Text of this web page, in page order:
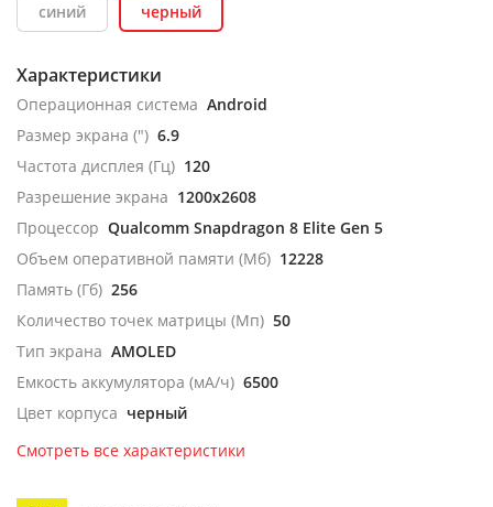
синий черный
Характеристики
Операционная система Android
Размер экрана (") 6.9
Частота дисплея (Гц) 120
Разрешение экрана 1200x2608
Процессор Qualcomm Snapdragon 8 Elite Gen 5
Объем оперативной памяти (Мб) 12228
Память (Гб) 256
Количество точек матрицы (Мп) 50
Тип экрана AMOLED
Емкость аккумулятора (мА/ч) 6500
Цвет корпуса черный
Смотреть все характеристики